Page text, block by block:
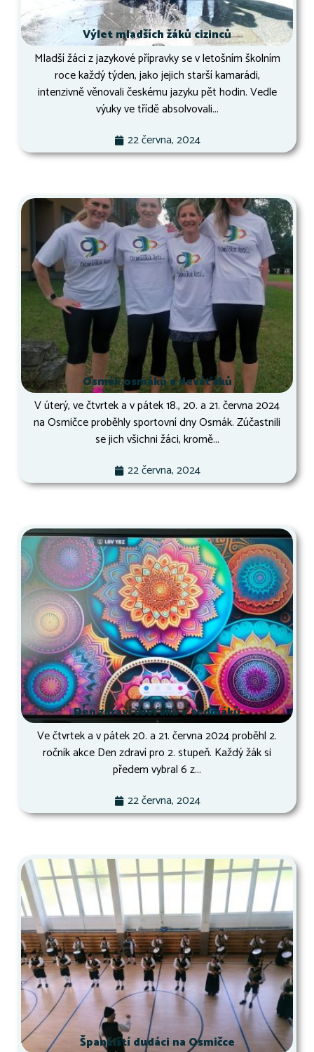
Výlet mladších žáků cizinců
Mladší žáci z jazykové přípravky se v letošním školním
roce každý týden, jako jejich starší kamarádi,
intenzivně věnovali českému jazyku pět hodin. Vedle
výuky ve třídě absolvovali...
22 června, 2024
Osmák osmáků a deváťáků
V úterý, ve čtvrtek a v pátek 18., 20. a 21. června 2024
na Osmičce proběhly sportovní dny Osmák. Zúčastnili
se jich všichni žáci, kromě...
22 června, 2024
Den zdraví šesťáků a sedmáků
Ve čtvrtek a v pátek 20. a 21. června 2024 proběhl 2.
ročník akce Den zdraví pro 2. stupeň. Každý žák si
předem vybral 6 z...
22 června, 2024
Španělští dudáci na Osmičce